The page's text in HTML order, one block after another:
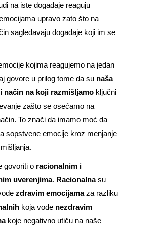
na iste događaje reaguju
upravo zato što na
sagledavaju događaje koji im se
kojima reagujemo na jedan
govore u prilog tome da su naša
način na koji razmišljamo ključni
zašto se osećamo na
To znači da imamo moć da
sopstvene emocije kroz menjanje
govoriti o racionalnim i
uverenjima. Racionalna su
zdravim emocijamaza razliku
koja vode nezdravim
koje negativno utiču na naše